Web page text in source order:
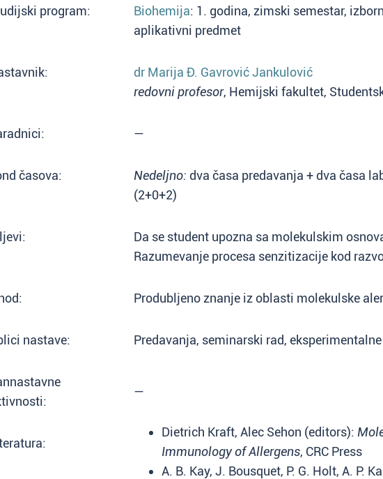
program: Biohemija: 1. godina, zimski semestar,
aplikativni predmet
dr Marija Đ. Gavrović Jankulović
redovni profesor, Hemijski fakultet,
—
časova: Nedeljno: dva časa predavanja + dva časa
(2+0+2)
Da se student upozna sa molekulskim
Razumevanje procesa senzitizacije kod
Produbljeno znanje iz oblasti molekulske
nastave: Predavanja, seminarski rad, eksperimentalne
—
Dietrich Kraft, Alec Sehon (editors):
Immunology of Allergens, CRC Press
A. B. Kay, J. Bousquet, P. G. Holt, A. P.